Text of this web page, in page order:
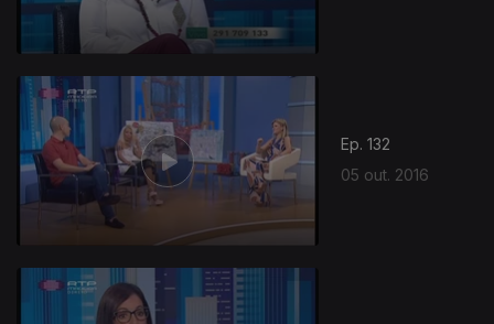
Ep. 132
05 out. 2016